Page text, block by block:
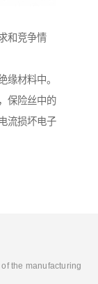
和竞争情
缘材料中。
保险丝中的
流损坏电子
the manufacturing